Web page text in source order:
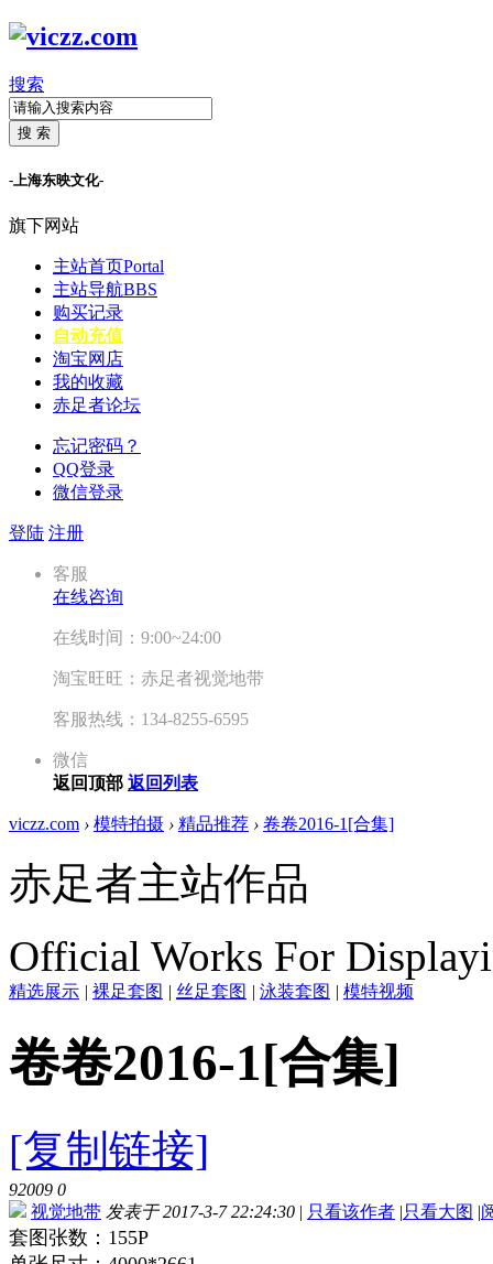
搜索
搜 索
-上海东映文化-
旗下网站
主站首页Portal
主站导航BBS
购买记录
自动充值
淘宝网店
我的收藏
赤足者论坛
忘记密码？
QQ登录
微信登录
登陆 注册
客服
在线咨询
在线时间：9:00~24:00
淘宝旺旺：赤足者视觉地带
客服热线：134-8255-6595
微信
返回顶部 返回列表
viczz.com › 模特拍摄 › 精品推荐 › 卷卷2016-1[合集]
赤足者主站作品
Official Works For
精选展示 | 裸足套图 | 丝足套图 | 泳装套图 | 模特视频
卷卷2016-1[合集]
[复制链接]
92009 0
视觉地带 发表于 2017-3-7 22:24:30 | 只看该作者 |只看大图 |
套图张数：155P